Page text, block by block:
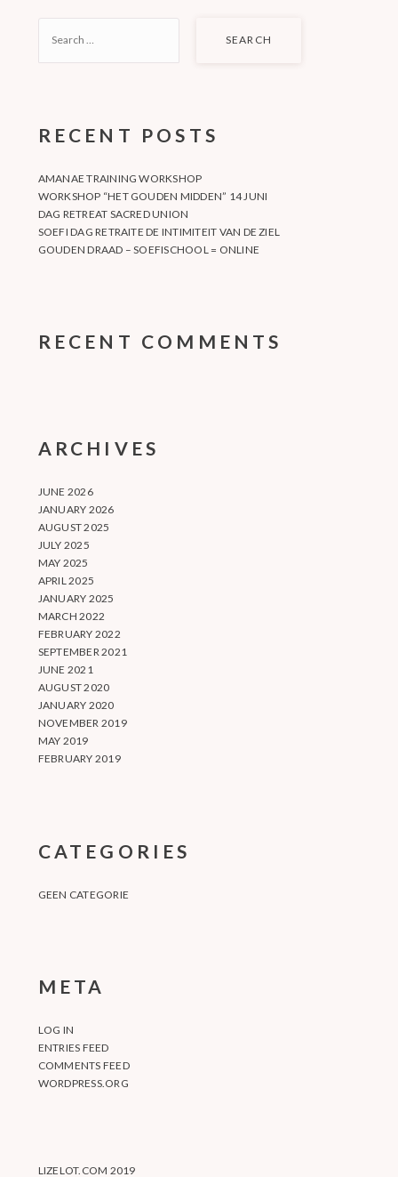
FOR:
RECENT POSTS
AMANAE TRAINING WORKSHOP
WORKSHOP “HET GOUDEN MIDDEN” 14 JUNI
DAG RETREAT SACRED UNION
SOEFI DAG RETRAITE DE INTIMITEIT VAN DE ZIEL
GOUDEN DRAAD – SOEFISCHOOL = ONLINE
RECENT COMMENTS
ARCHIVES
JUNE 2026
JANUARY 2026
AUGUST 2025
JULY 2025
MAY 2025
APRIL 2025
JANUARY 2025
MARCH 2022
FEBRUARY 2022
SEPTEMBER 2021
JUNE 2021
AUGUST 2020
JANUARY 2020
NOVEMBER 2019
MAY 2019
FEBRUARY 2019
CATEGORIES
GEEN CATEGORIE
META
LOG IN
ENTRIES FEED
COMMENTS FEED
WORDPRESS.ORG
LIZELOT.COM 2019